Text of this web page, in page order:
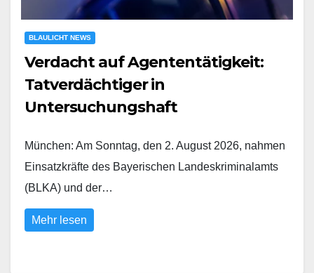
BLAULICHT NEWS
Verdacht auf Agententätigkeit:
Tatverdächtiger in
Untersuchungshaft
München: Am Sonntag, den 2. August 2026, nahmen
Einsatzkräfte des Bayerischen Landeskriminalamts
(BLKA) und der…
Mehr lesen